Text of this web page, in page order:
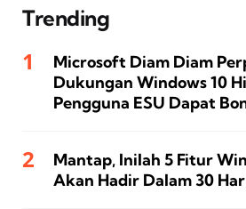
Trending
Microsoft Diam Diam
Dukungan Windows 10
Pengguna ESU Dapat
Mantap, Inilah 5 Fitur
Akan Hadir Dalam 30